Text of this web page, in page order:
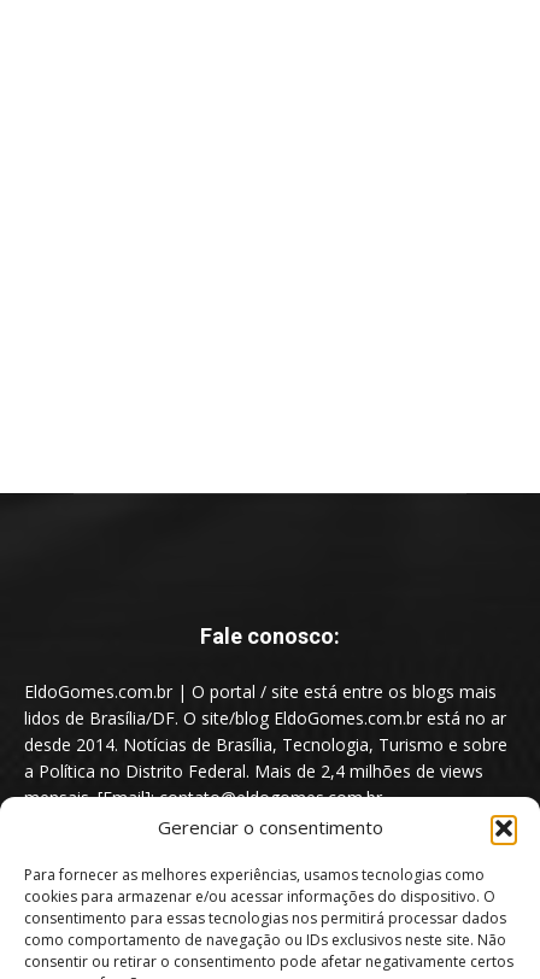
Gerenciar o consentimento
Para fornecer as melhores experiências, usamos tecnologias como
cookies para armazenar e/ou acessar informações do dispositivo. O
consentimento para essas tecnologias nos permitirá processar dados
como comportamento de navegação ou IDs exclusivos neste site. Não
consentir ou retirar o consentimento pode afetar negativamente certos
Fale conosco:
EldoGomes.com.br | O portal / site está entre os blogs mais
lidos de Brasília/DF. O site/blog EldoGomes.com.br está no ar
desde 2014. Notícias de Brasília, Tecnologia, Turismo e sobre
a Política no Distrito Federal. Mais de 2,4 milhões de views
mensais. [Email]: contato@eldogomes.com.br